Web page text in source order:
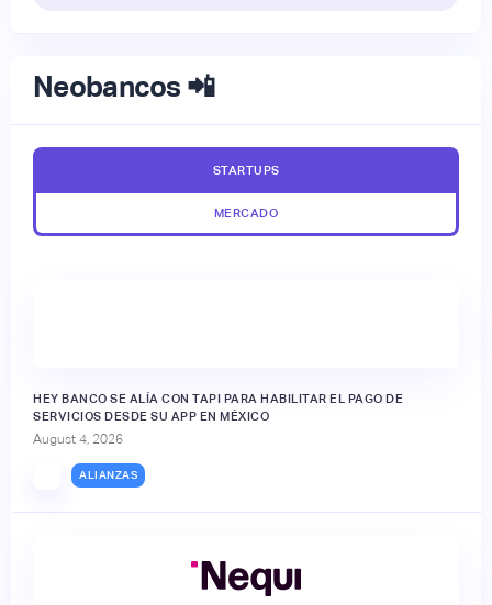
Neobancos 📲
STARTUPS
MERCADO
HEY BANCO SE ALÍA CON TAPI PARA HABILITAR EL PAGO DE
SERVICIOS DESDE SU APP EN MÉXICO
August 4, 2026
ALIANZAS